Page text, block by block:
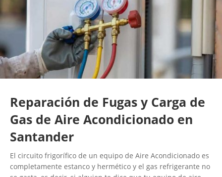
Reparación de Fugas y Carga de
Gas de Aire Acondicionado en
Santander
El circuito frigorífico de un equipo de Aire Acondicionado es
completamente estanco y hermético y el gas refrigerante no